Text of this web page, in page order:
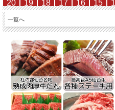
一覧へ